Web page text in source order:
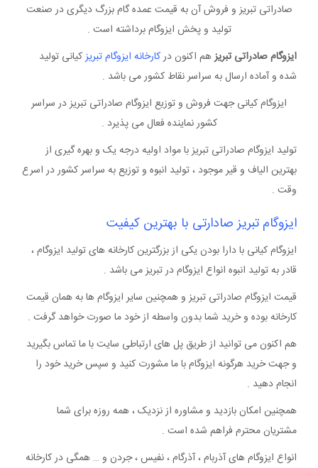
صادراتی تبریز و فروش آن به قیمت عمده گام بزرگ دیگری در صنعت
تولید و پخش ایزوگام برداشته است .
ایزوگام صادراتی تبریزهم اکنون درکارخانه ایزوگام تبریزکیانی تولید
شده و آماده ارسال به سراسر نقاط کشور می باشد .
ایزوگام کیانی جهت فروش و توزیع ایزوگام صادراتی تبریز در سراسر
کشور نماینده فعال می پذیرد .
تولید ایزوگام صادراتی تبریز با مواد اولیه درجه یک و بهره گیری از
بهترین الیاف و قیر موجود ، تولید انبوه و توزیع به سراسر کشور در اسرع
وقت .
ایزوگام تبریزصادارتی با بهترین کیفیت
ایزوگام کیانی با دارا بودن یکی از بزرگترین کارخانه های تولید ایزوگام ،
قادر به تولید انبوه انواع ایزوگام در تبریز می باشد .
قیمت ایزوگام صادراتی تبریز و همچنین سایر ایزوگام ها به همان قیمت
کارخانه بوده و خرید شما بدون واسطه از خود ما صورت خواهد گرفت .
هم اکنون می توانید از طریق پل های ارتباطی سایت با ما تماس بگیرید
و جهت خرید هرگونه ایزوگام با ما مشورت کنید و سپس خرید خود را
انجام دهید .
همچنین امکان بازدید و مشاوره از نزدیک ، همه روزه برای شما
مشتریان محترم فراهم شده است .
انواع ایزوگام های آذربام ، آذرگام ، نفیس ، جردن و … همگی در کارخانه